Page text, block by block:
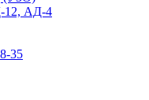
12, АД-4
35